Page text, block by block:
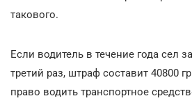
такового.
Если водитель в течение года сел
третий раз, штраф составит 40800
право водить транспортное